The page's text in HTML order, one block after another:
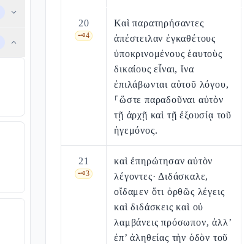
20
🗝️4
Καὶ παρατηρήσαντες
ἀπέστειλαν ἐγκαθέτους
ὑποκρινομένους ἑαυτοὺς
δικαίους εἶναι, ἵνα
ἐπιλάβωνται αὐτοῦ λόγου,
⸀ὥστε παραδοῦναι αὐτὸν
τῇ ἀρχῇ καὶ τῇ ἐξουσίᾳ τοῦ
ἡγεμόνος.
21
🗝️3
καὶ ἐπηρώτησαν αὐτὸν
λέγοντες· Διδάσκαλε,
οἴδαμεν ὅτι ὀρθῶς λέγεις
καὶ διδάσκεις καὶ οὐ
λαμβάνεις πρόσωπον, ἀλλ’
ἐπ’ ἀληθείας τὴν ὁδὸν τοῦ